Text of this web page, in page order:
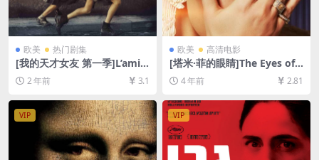
欧美 热门剧集
[我的天才女友 第一季]L’amic
a geniale Season 1 (2018)
[百度网盘+夸克网盘1080P超
清未删减资源][网盘在线播放/
下载][MP4/28GB][中文字幕]
2 年前 3.1
欧美 高清电影
[塔米·菲的眼睛]The Eyes of T
ammy Faye (2021)[百度网盘
+迅雷云盘资源1080P超清未
删减][MP4/8.2GB][中文字幕]
4 年前 2.81
VIP VIP